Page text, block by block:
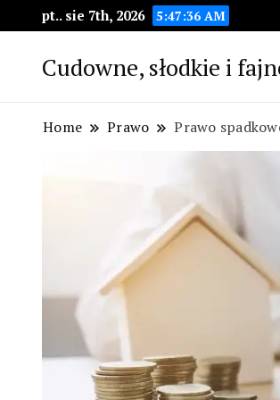
pt.. sie 7th, 2026 5:47:36 AM
Cudowne, słodkie i
Home Prawo Prawo